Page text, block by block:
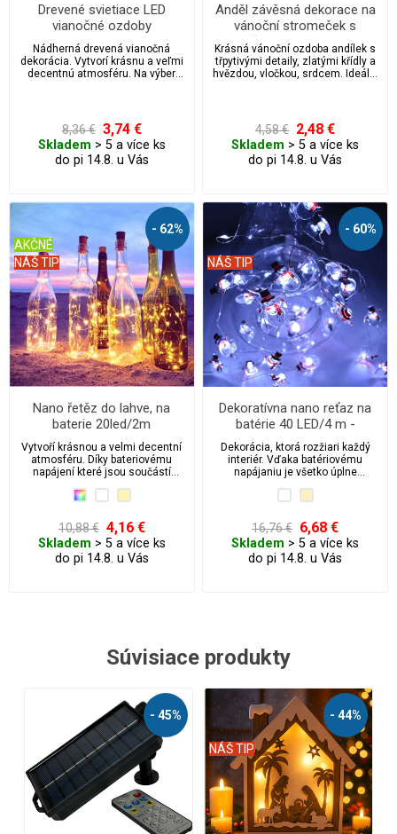
Drevené svietiace LED
vianočné ozdoby
Nádherná drevená vianočná
dekorácia. Vytvorí krásnu a veľmi
decentnú atmosféru. Na výber
8,36 € 3,74 €
Skladem > 5 a více ks
do pi 14.8. u Vás
Anděl závěsná dekorace na
vánoční stromeček s
třpytivými detaily
Krásná vánoční ozdoba andílek s
třpytivými detaily, zlatými křídly a
hvězdou, vločkou, srdcem. Ideální
kouzelnou atmosféru a radost do
každého domova.
4,58 € 2,48 €
Skladem > 5 a více ks
do pi 14.8. u Vás
- 62%
NÁŠ TIP
AKČNÉ
Nano řetěz do lahve, na
baterie 20led/2m
Vytvoří krásnou a velmi decentní
atmosféru. Díky bateriovému
napájení které jsou součástí
a nezávislé.
10,88 € 4,16 €
Skladem > 5 a více ks
do pi 14.8. u Vás
- 60%
NÁŠ TIP
Dekoratívna nano reťaz na
batérie 40 LED/4 m -
snehuliak
Dekorácia, ktorá rozžiari každý
interiér. Vďaka batériovému
napájaniu je všetko úplne
16,76 € 6,68 €
Skladem > 5 a více ks
do pi 14.8. u Vás
Súvisiace produkty
- 56%
NÁŠ TIP
- 62%
NÁŠ TIP